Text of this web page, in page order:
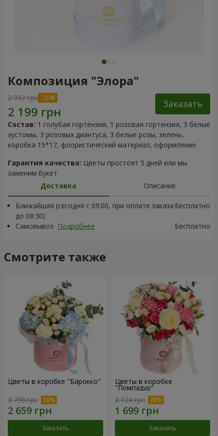
Композиция "Элора"
2 932 грн
Заказать
Состав: 1 голубая гортензия, 1 розовая гортензия, 3 белые
эустомы, 3 розовых диантуса, 3 белые розы, зелень,
коробка 15*17, флористический материал, оформление
Гарантия качества: Цветы простоят 5 дней или мы
заменим букет
Доставка
Описание
Ближайшая (сегодня с 09:00, при оплате заказа
до 08:30)
Бесплатно
Самовывоз Подробнее Бесплатно
Смотрите также
Цветы в коробке "Барокко"
3 799 грн
Заказать
Цветы в коробке
"Помпадур"
2 124 грн
Заказать